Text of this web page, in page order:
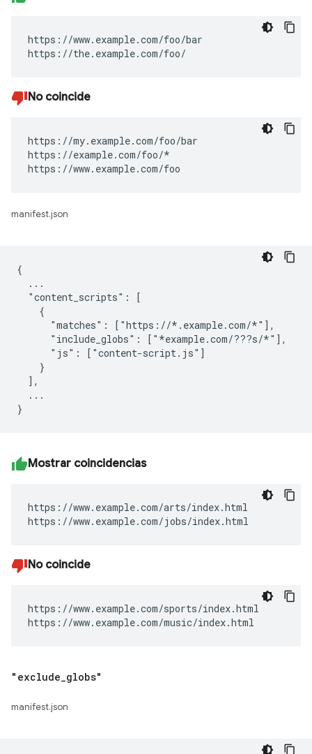
https://www.example.com/foo/bar
https://the.example.com/foo/
No coincide
https://my.example.com/foo/bar
https://example.com/foo/*
https://www.example.com/foo
manifest.json
{
  ...
  "content_scripts": [
    {
      "matches": ["https://*.example.com/*"],
      "include_globs": ["*example.com/???s/*"],
      "js": ["content-script.js"]
    }
  ],
  ...
Mostrar coincidencias
https://www.example.com/arts/index.html
https://www.example.com/jobs/index.html
No coincide
https://www.example.com/sports/index.html
https://www.example.com/music/index.html
"exclude globs"
manifest.json